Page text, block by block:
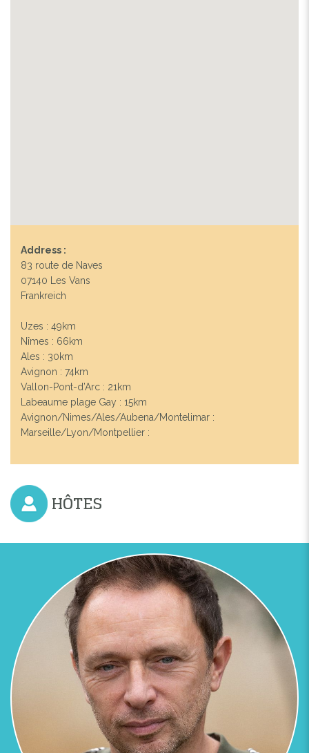
Address :
83 route de Naves
07140 Les Vans
Frankreich
Uzes : 49km
Nîmes : 66km
Ales : 30km
Avignon : 74km
Vallon-Pont-d’Arc : 21km
Labeaume plage Gay : 15km
Avignon/Nimes/Ales/Aubena/Montelimar :
Marseille/Lyon/Montpellier :
HÔTES